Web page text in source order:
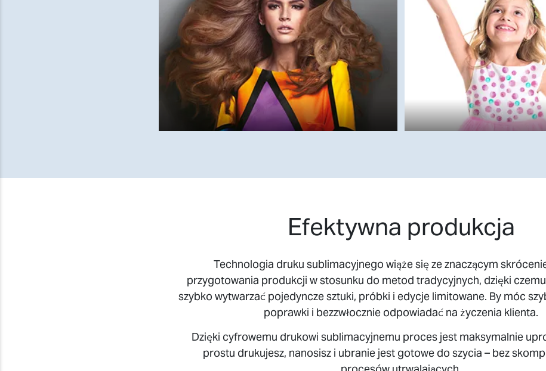
Efektywna produkcja
Technologia druku sublimacyjnego wiąże się ze znaczącym
przygotowania produkcji w stosunku do metod tradycyjnych, dzięki
szybko wytwarzać pojedyncze sztuki, próbki i edycje limitowane. By móc
poprawki i bezzwłocznie odpowiadać na życzenia klienta.
Dzięki cyfrowemu drukowi sublimacyjnemu proces jest maksymalnie
prostu drukujesz, nanosisz i ubranie jest gotowe do szycia – bez